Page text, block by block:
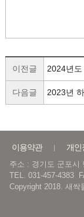
이전글 2024년
다음글 2023년
이용약관 개인
주소 : 경기도 군포시
TEL. 031-457-4383
Copyright 2018. 새싹